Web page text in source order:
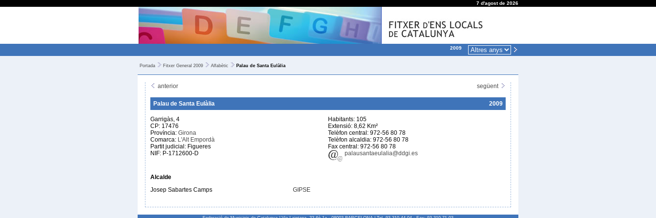
7 d'agost de 2026
2009
Portada Fitxer General 2009 Alfabètic Palau de Santa Eulàlia
anterior següent
Palau de Santa Eulàlia 2009
Garrigàs, 4
CP: 17476
Província: Girona
Comarca: L'Alt Empordà
Partit judicial: Figueres
NIF: P-1712600-D
Habitants: 105
Extensió: 8,62 Km²
Telèfon central: 972-56 80 78
Telèfon alcaldia: 972-56 80 78
Fax central: 972-56 80 78
palausantaeulalia@ddgi.es
Alcalde
Josep Sabartes Camps
GIPSE